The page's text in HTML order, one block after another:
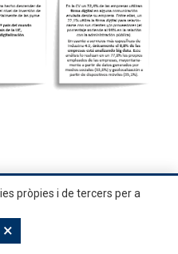
4.0
Valenciana
4.0
pròpies i de tercers per a
×